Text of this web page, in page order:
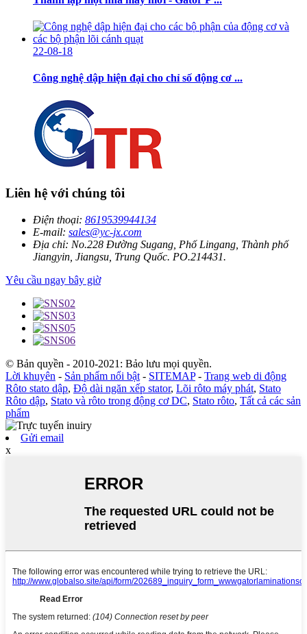
22-08-18
Công nghệ dập hiện đại cho chỉ số động cơ ...
Liên hệ với chúng tôi
Điện thoại: 8619539944134
E-mail: sales@yc-jx.com
Địa chỉ: No.228 Đường Sugang, Phố Lingang, Thành phố
Jiangyin, Jiangsu, Trung Quốc. PO.214431.
Yêu cầu ngay bây giờ
© Bản quyền - 2010-2021: Bảo lưu mọi quyền.
Lời khuyên - Sản phẩm nổi bật - SITEMAP- Trang web di động
Rôto stato dập, Độ dài ngăn xếp stator, Lõi rôto máy phát, Stato
Rôto dập, Stato và rôto trong động cơ DC, Stato rôto, Tất cả các sản
phẩm
Gửi email
x